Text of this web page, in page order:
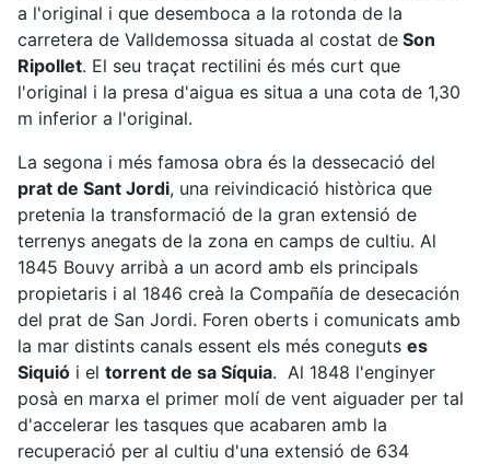
a l'original i que desemboca a la rotonda de la
carretera de Valldemossa situada al costat de Son
Ripollet. El seu traçat rectilini és més curt que
l'original i la presa d'aigua es situa a una cota de 1,30
m inferior a l'original.
La segona i més famosa obra és la dessecació del
prat de Sant Jordi, una reivindicació històrica que
pretenia la transformació de la gran extensió de
terrenys anegats de la zona en camps de cultiu. Al
1845 Bouvy arribà a un acord amb els principals
propietaris i al 1846 creà la Compañía de desecación
del prat de San Jordi. Foren oberts i comunicats amb
la mar distints canals essent els més coneguts es
Siquió i el torrent de sa Síquia. Al 1848 l'enginyer
posà en marxa el primer molí de vent aiguader per tal
d'accelerar les tasques que acabaren amb la
recuperació per al cultiu d'una extensió de 634